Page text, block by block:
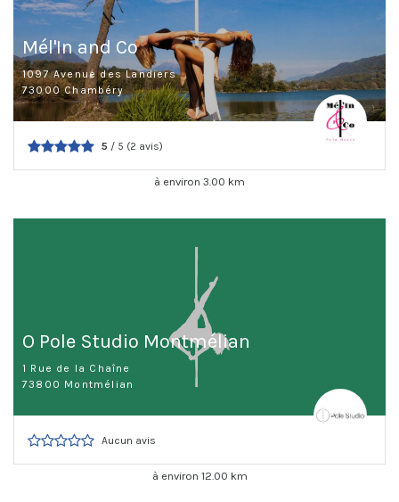
Mél'In and Co
1097 Avenue des Landiers
73000 Chambéry
5 / 5 (2 avis)
à environ 3.00 km
O Pole Studio Montmélian
1 Rue de la Chaîne
73800 Montmélian
Aucun avis
à environ 12.00 km